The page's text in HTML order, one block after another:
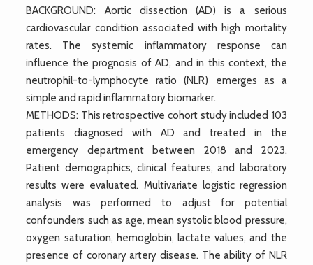
BACKGROUND: Aortic dissection (AD) is a serious
cardiovascular condition associated with high mortality
rates. The systemic inflammatory response can
influence the prognosis of AD, and in this context, the
neutrophil-to-lymphocyte ratio (NLR) emerges as a
simple and rapid inflammatory biomarker.
METHODS: This retrospective cohort study included 103
patients diagnosed with AD and treated in the
emergency department between 2018 and 2023.
Patient demographics, clinical features, and laboratory
results were evaluated. Multivariate logistic regression
analysis was performed to adjust for potential
confounders such as age, mean systolic blood pressure,
oxygen saturation, hemoglobin, lactate values, and the
presence of coronary artery disease. The ability of NLR